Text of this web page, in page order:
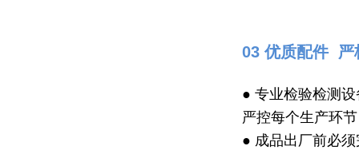
03 优质配件
● 专业检验检测
严控每个生产环节
● 成品出厂前必